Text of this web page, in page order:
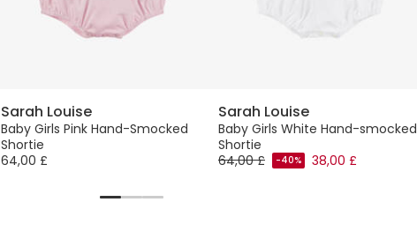
Sarah Louise
Baby Girls Pink Hand-Smocked
Shortie
64,00 £
Sarah Louise
Baby Girls White Hand-smocked
Shortie
64,00 £
-40% 38,00 £